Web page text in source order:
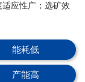
应性广；选矿效
能耗低
产能高